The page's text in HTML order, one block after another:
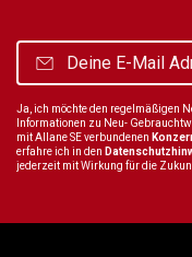
Ja, ich möchte den regelmäßigen
Informationen zu Neu-
mit Allane SE verbundenen
erfahre ich in den
jederzeit mit Wirkung für die